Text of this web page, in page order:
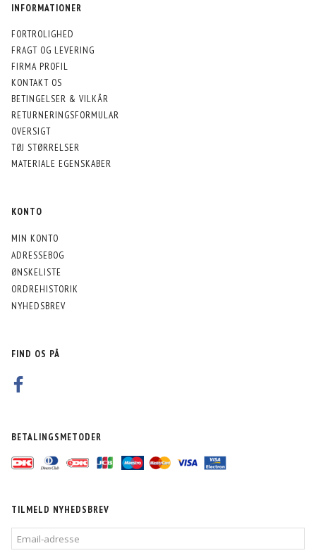
INFORMATIONER
FORTROLIGHED
FRAGT OG LEVERING
FIRMA PROFIL
KONTAKT OS
BETINGELSER & VILKÅR
RETURNERINGSFORMULAR
OVERSIGT
TØJ STØRRELSER
MATERIALE EGENSKABER
KONTO
MIN KONTO
ADRESSEBOG
ØNSKELISTE
ORDREHISTORIK
NYHEDSBREV
FIND OS PÅ
BETALINGSMETODER
TILMELD NYHEDSBREV
EMAIL-
ADRESSE